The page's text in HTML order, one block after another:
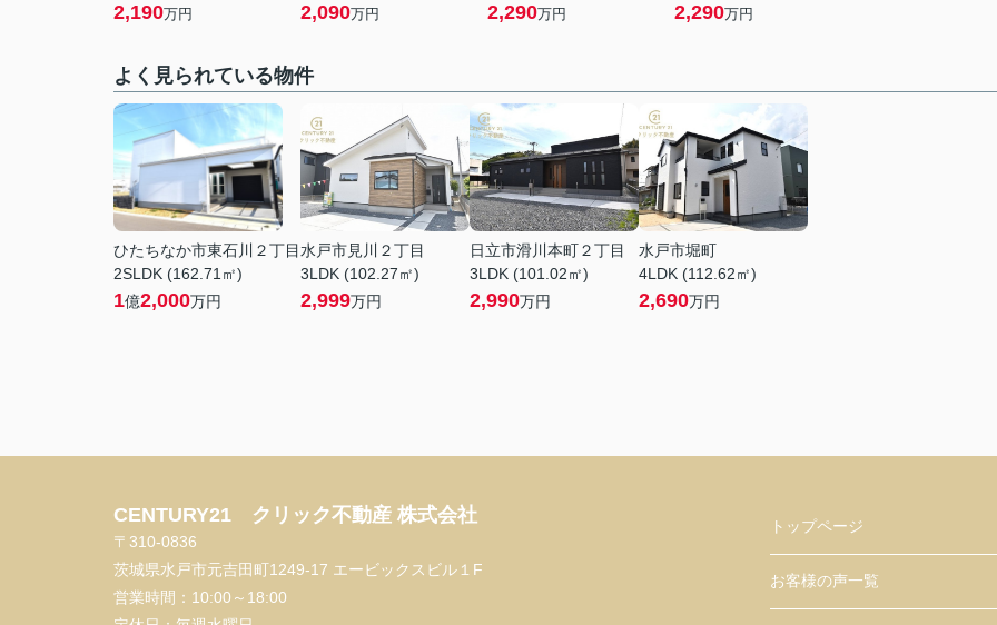
2,190万円 2,090万円 2,290万円 2,290万円
よく見られている物件
ひたちなか市東石川２丁目
2SLDK (162.71㎡)
1億2,000万円
水戸市見川２丁目
3LDK (102.27㎡)
2,999万円
日立市滑川本町２丁目
3LDK (101.02㎡)
2,990万円
水戸市堀町
4LDK (112.62㎡)
2,690万円
CENTURY21 クリック不動産 株式会社
〒310-0836
茨城県水戸市元吉田町1249-17 エービックスビル１F
営業時間： 10:00～18:00
トップページ
お客様の声一覧